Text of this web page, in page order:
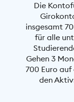
Die
insgesamt
für alle
Gehen 3
700 Euro
den